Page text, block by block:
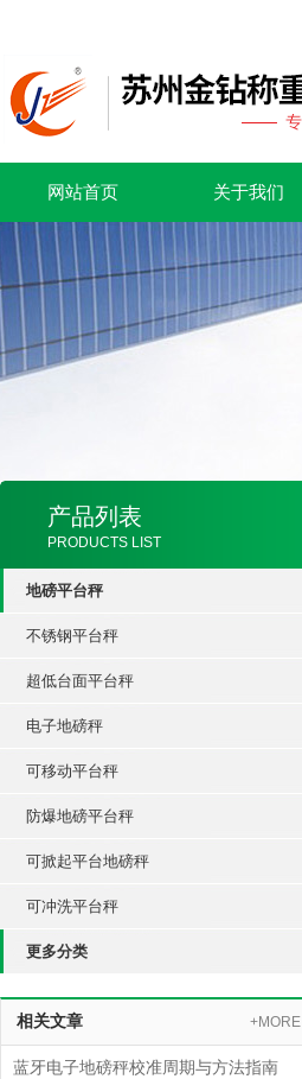
网站首页 关于我们
产品列表
PRODUCTS LIST
地磅平台秤
不锈钢平台秤
超低台面平台秤
电子地磅秤
可移动平台秤
防爆地磅平台秤
可掀起平台地磅秤
可冲洗平台秤
更多分类
相关文章 +MORE
蓝牙电子地磅秤校准周期与方法指南